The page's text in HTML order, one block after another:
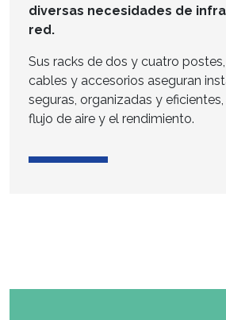
diversas necesidades de
red.
Sus racks de dos y cuatro
cables y accesorios aseguran
seguras, organizadas y
flujo de aire y el rendimiento.